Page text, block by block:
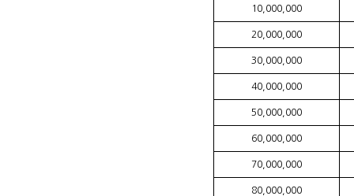
10,000,000
20,000,000
30,000,000
40,000,000
50,000,000
60,000,000
70,000,000
80,000,000